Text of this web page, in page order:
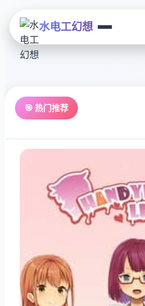
水电工幻想
🎯 热门推荐